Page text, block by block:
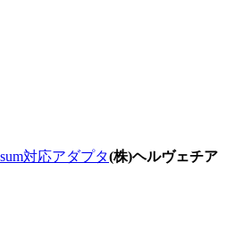
対応アダプタ(株)ヘルヴェチア